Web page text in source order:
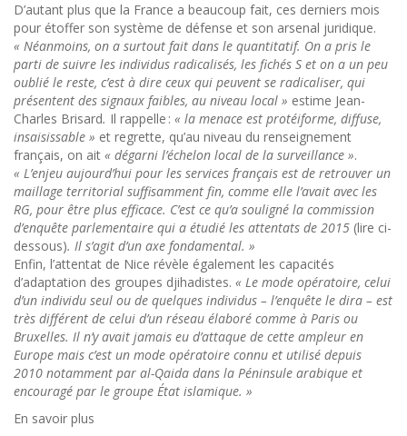
D’autant plus que la France a beaucoup fait, ces derniers mois
pour étoffer son système de défense et son arsenal juridique.
« Néanmoins, on a surtout fait dans le quantitatif. On a pris le
parti de suivre les individus radicalisés, les fichés S et on a un peu
oublié le reste, c’est à dire ceux qui peuvent se radicaliser, qui
présentent des signaux faibles, au niveau local » estime Jean-
Charles Brisard. Il rappelle : « la menace est protéiforme, diffuse,
insaisissable » et regrette, qu’au niveau du renseignement
français, on ait « dégarni l’échelon local de la surveillance ».
« L’enjeu aujourd’hui pour les services français est de retrouver un
maillage territorial suffisamment fin, comme elle l’avait avec les
RG, pour être plus efficace. C’est ce qu’a souligné la commission
d’enquête parlementaire qui a étudié les attentats de 2015 (lire ci-
dessous). Il s’agit d’un axe fondamental. »
Enfin, l’attentat de Nice révèle également les capacités
d’adaptation des groupes djihadistes. « Le mode opératoire, celui
d’un individu seul ou de quelques individus – l’enquête le dira – est
très différent de celui d’un réseau élaboré comme à Paris ou
Bruxelles. Il n’y avait jamais eu d’attaque de cette ampleur en
Europe mais c’est un mode opératoire connu et utilisé depuis
2010 notamment par al-Qaida dans la Péninsule arabique et
encouragé par le groupe État islamique. »
En savoir plus